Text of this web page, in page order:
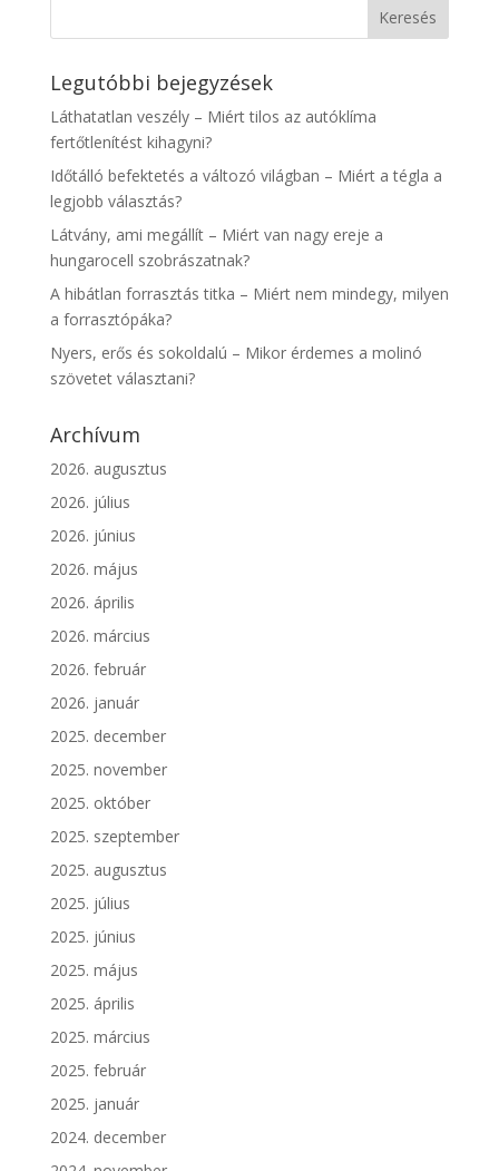
Legutóbbi bejegyzések
Láthatatlan veszély – Miért tilos az autóklíma
fertőtlenítést kihagyni?
Időtálló befektetés a változó világban – Miért a tégla a
legjobb választás?
Látvány, ami megállít – Miért van nagy ereje a
hungarocell szobrászatnak?
A hibátlan forrasztás titka – Miért nem mindegy, milyen
a forrasztópáka?
Nyers, erős és sokoldalú – Mikor érdemes a molinó
szövetet választani?
Archívum
2026. augusztus
2026. július
2026. június
2026. május
2026. április
2026. március
2026. február
2026. január
2025. december
2025. november
2025. október
2025. szeptember
2025. augusztus
2025. július
2025. június
2025. május
2025. április
2025. március
2025. február
2025. január
2024. december